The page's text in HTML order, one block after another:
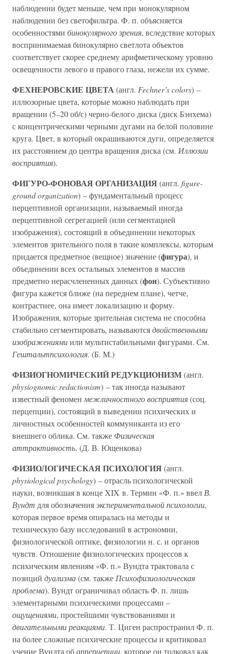
наблюдении будет меньше, чем при монокулярном
наблюдении без светофильтра. Ф. п. объясняется
особенностями бинокулярного зрения, вследствие которых
воспринимаемая бинокулярно светлота объектов
соответствует скорее среднему арифметическому уровню
освещенности левого и правого глаза, нежели их сумме.
ФЕХНЕРОВСКИЕ ЦВЕТА(англ. Fechner’s colors) –
иллюзорные цвета, которые можно наблюдать при
вращении (5–20 об/с) черно-белого диска (диск Бэнхема)
с концентрическими черными дугами на белой половине
круга. Цвет, в который окрашиваются дуги, определяется
их расстоянием до центра вращения диска (см. Иллюзии
восприятия).
ФИГУРО-ФОНОВАЯ ОРГАНИЗАЦИЯ(англ. figure-
ground organization) – фундаментальный процесс
перцептивной организации, называемый иногда
перцептивной сегрегацией (или сегментацией
изображения), состоящий в объединении некоторых
элементов зрительного поля в такие комплексы, которым
придается предметное (вещное) значение (фигура), и
объединении всех остальных элементов в массив
предметно нерасчлененных данных (фон). Субъективно
фигура кажется ближе (на переднем плане), четче,
контрастнее, она имеет локализацию и форму.
Изображения, которые зрительная система не способна
стабильно сегментировать, называютсядвойственными
изображениямиили мультистабильными фигурами. См.
Гештальтпсихология. (Б. М.)
ФИЗИОГНОМИЧЕСКИЙ РЕДУКЦИОНИЗМ(англ.
physiognomic reductionism) – так иногда называют
известный феномен межличностного восприятия(соц.
перцепции), состоящий в выведении психических и
личностных особенностей коммуниканта из его
внешнего облика. См. также Физическая
аттрактивность. (Д. В. Ющенкова)
ФИЗИОЛОГИЧЕСКАЯ ПСИХОЛОГИЯ(англ.
physiological psychology) – отрасль психологической
науки, возникшая в конце XIX в. Термин «Ф. п.» ввел В.
Вундт для обозначенияэкспериментальной психологии,
которая первое время опиралась на методы и
техническую базу исследований в астрономии,
физиологической оптике, физиологии н. с. и органов
чувств. Отношение физиологических процессов к
психическим явлениям «Ф. п.» Вундта трактовала с
позиций дуализма(см. также Психофизиологическая
проблема). Вундт ограничивал область Ф. п. лишь
элементарными психическими процессами –
ощущениями, простейшими чувствованиями и
двигательными реакциями. Т. Циген распространил Ф. п.
на более сложные психические процессы и критиковал
учение Вундта обапперцепции, которое он толковал как